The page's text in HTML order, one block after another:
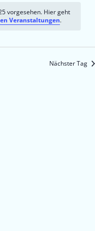
vorgesehen. Hier geht
Veranstaltungen.
Nächster Tag